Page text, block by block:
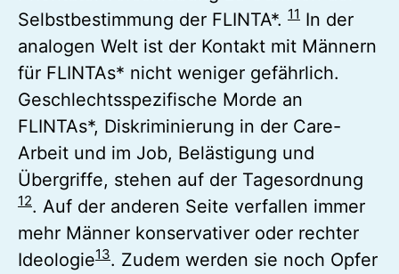
Selbstbestimmung der FLINTA*. 11 In der
analogen Welt ist der Kontakt mit Männern
für FLINTAs* nicht weniger gefährlich.
Geschlechtsspezifische Morde an
FLINTAs*, Diskriminierung in der Care-
Arbeit und im Job, Belästigung und
Übergriffe, stehen auf der Tagesordnung
12. Auf der anderen Seite verfallen immer
mehr Männer konservativer oder rechter
Ideologie13. Zudem werden sie noch Opfer